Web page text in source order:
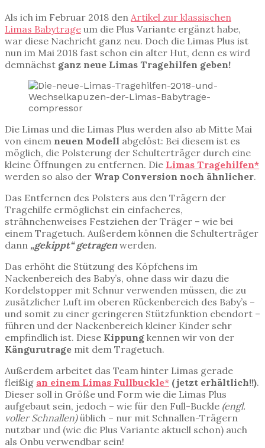
Als ich im Februar 2018 den Artikel zur klassischen
Limas Babytrage um die Plus Variante ergänzt habe,
war diese Nachricht ganz neu. Doch die Limas Plus ist
nun im Mai 2018 fast schon ein alter Hut, denn es wird
demnächst ganz neue Limas Tragehilfen geben!
Die Limas und die Limas Plus werden also ab Mitte Mai
von einem neuen Modell abgelöst: Bei diesem ist es
möglich, die Polsterung der Schulterträger durch eine
kleine Öffnungen zu entfernen. Die Limas Tragehilfen*
werden so also der Wrap Conversion noch ähnlicher.
Das Entfernen des Polsters aus den Trägern der
Tragehilfe ermöglichst ein einfacheres,
strähnchenweises Festziehen der Träger – wie bei
einem Tragetuch. Außerdem können die Schulterträger
dann „gekippt“ getragenwerden.
Das erhöht die Stützung des Köpfchens im
Nackenbereich des Baby’s, ohne dass wir dazu die
Kordelstopper mit Schnur verwenden müssen, die zu
zusätzlicher Luft im oberen Rückenbereich des Baby’s –
und somit zu einer geringeren Stützfunktion ebendort –
führen und der Nackenbereich kleiner Kinder sehr
empfindlich ist. Diese Kippung kennen wir von der
Kängurutrage mit dem Tragetuch.
Außerdem arbeitet das Team hinter Limas gerade
fleißig an einem Limas Fullbuckle* (jetzt erhältlich!!).
Dieser soll in Größe und Form wie die Limas Plus
aufgebaut sein, jedoch – wie für den Full-Buckle (engl.
voller Schnallen)üblich – nur mit Schnallen-Trägern
nutzbar und (wie die Plus Variante aktuell schon) auch
als Onbu verwendbar sein!